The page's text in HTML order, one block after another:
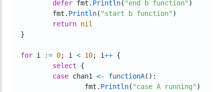
defer fmt . Println( "end b function" )
	fmt
. Println( "start b function" )
return nil
}
for i := 0; i < 10; i++ {
select
{
case chan1 <- functionA( ) :
		fmt
. Println( "case A running" )